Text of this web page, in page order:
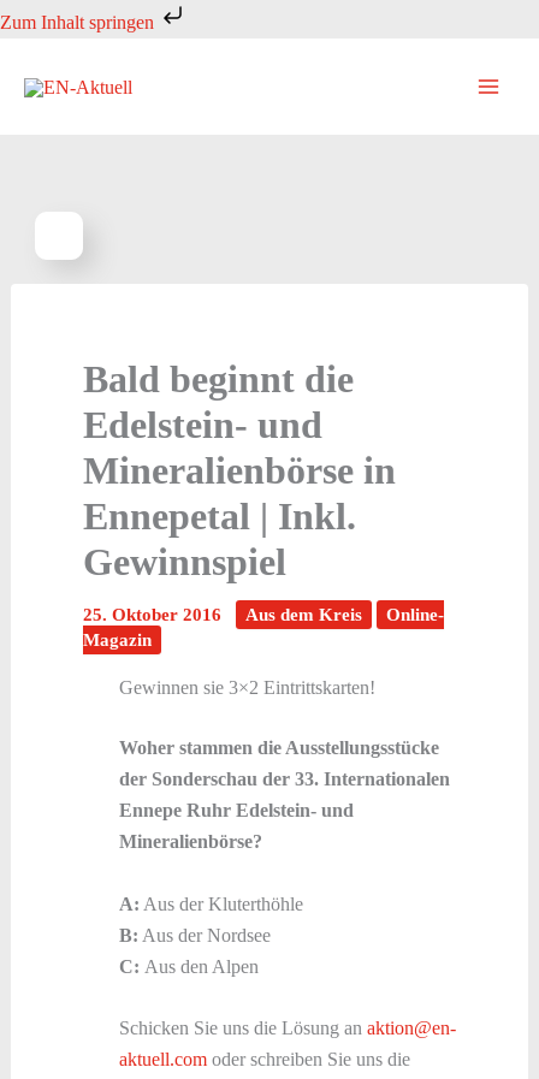
Zum Inhalt springen
Zum
springen
Bald beginnt die
Edelstein- und
Mineralienbörse in
Ennepetal | Inkl.
Gewinnspiel
25. Oktober 2016 Aus dem Kreis
Online-
Magazin
Gewinnen sie 3×2 Eintrittskarten!
Woher stammen die Ausstellungsstücke
der Sonderschau der 33. Internationalen
Ennepe Ruhr Edelstein- und
Mineralienbörse?
A: Aus der Kluterthöhle
B: Aus der Nordsee
C: Aus den Alpen
Schicken Sie uns die Lösung an aktion@en-
aktuell.comoder schreiben Sie uns die